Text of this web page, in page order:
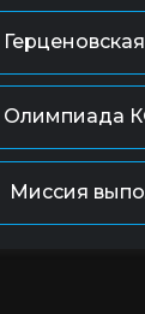
Олимпиада
Миссия